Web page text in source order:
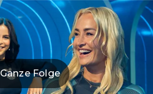
Ganze Folge